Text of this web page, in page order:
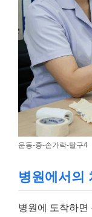
운동-중-손가락-탈구4
병원에서의
병원에 도착하면